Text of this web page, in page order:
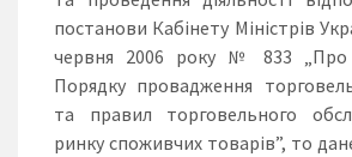
постанови Кабінету Міністрів
червня 2006 року № 833 „Про
Порядку провадження
та правил торговельного
ринку споживчих товарів”, то